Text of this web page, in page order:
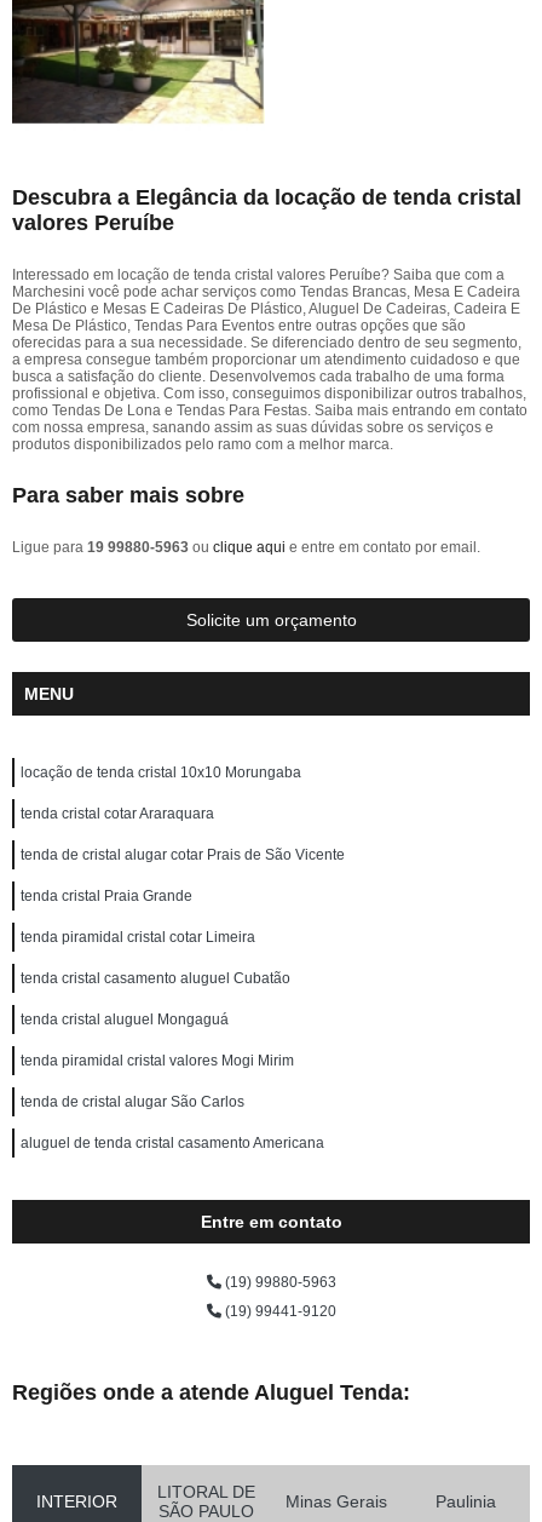
Descubra a Elegância da locação de tenda cristal
valores Peruíbe
Interessado em locação de tenda cristal valores Peruíbe? Saiba que com a
Marchesini você pode achar serviços como Tendas Brancas, Mesa E Cadeira
De Plástico e Mesas E Cadeiras De Plástico, Aluguel De Cadeiras, Cadeira E
Mesa De Plástico, Tendas Para Eventos entre outras opções que são
oferecidas para a sua necessidade. Se diferenciado dentro de seu segmento,
a empresa consegue também proporcionar um atendimento cuidadoso e que
busca a satisfação do cliente. Desenvolvemos cada trabalho de uma forma
profissional e objetiva. Com isso, conseguimos disponibilizar outros trabalhos,
como Tendas De Lona e Tendas Para Festas. Saiba mais entrando em contato
com nossa empresa, sanando assim as suas dúvidas sobre os serviços e
produtos disponibilizados pelo ramo com a melhor marca.
Para saber mais sobre
Ligue para 19 99880-5963 ou clique aqui e entre em contato por email.
Solicite um orçamento
MENU
locação de tenda cristal 10x10 Morungaba
tenda cristal cotar Araraquara
tenda de cristal alugar cotar Prais de São Vicente
tenda cristal Praia Grande
tenda piramidal cristal cotar Limeira
tenda cristal casamento aluguel Cubatão
tenda cristal aluguel Mongaguá
tenda piramidal cristal valores Mogi Mirim
tenda de cristal alugar São Carlos
aluguel de tenda cristal casamento Americana
Entre em contato
(19) 99880-5963
(19) 99441-9120
Regiões onde a atende Aluguel Tenda:
INTERIOR
LITORAL DE
SÃO PAULO
Minas Gerais Paulinia